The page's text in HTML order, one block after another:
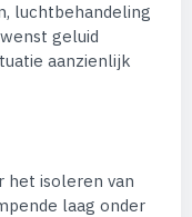
luchtbehandeling
geluid
aanzienlijk
het isoleren van
laag onder